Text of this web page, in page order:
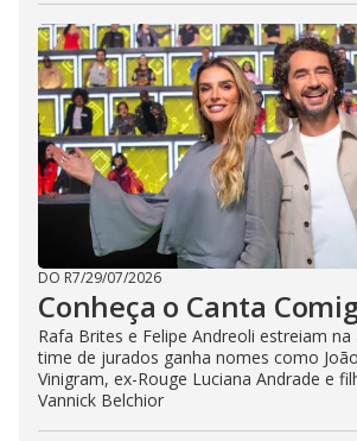
DO R7/29/07/2026
Conheça o Canta
Rafa Brites e Felipe Andreoli estreiam na
time de jurados ganha nomes como
Vinigram, ex-Rouge Luciana Andrade e
Vannick Belchior